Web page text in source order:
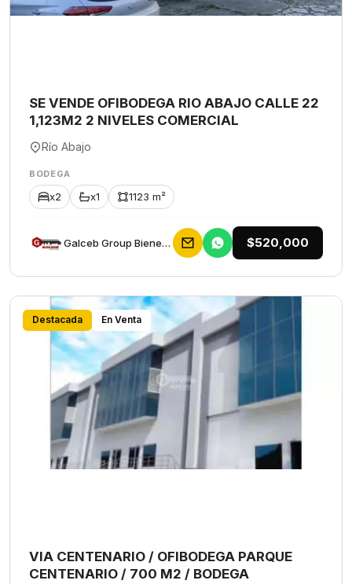
SE VENDE OFIBODEGA RIO ABAJO CALLE 22
1,123M2 2 NIVELES COMERCIAL
Río Abajo
BODEGA
x2 x1 1123 m²
Galceb Group Bienes Raices $520,000
Destacada En Venta
VIA CENTENARIO / OFIBODEGA PARQUE
CENTENARIO / 700 M2 / BODEGA